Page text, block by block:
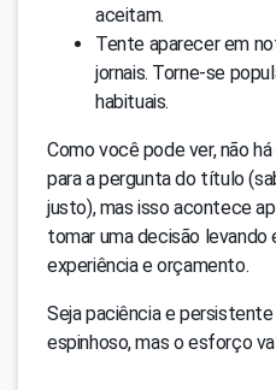
aceitam.
Tente aparecer em
jornais. Torne-se
habituais.
Como você pode ver, não
para a pergunta do título
justo), mas isso acontece
tomar uma decisão levando
experiência e orçamento.
Seja paciência e
espinhoso, mas o esforço